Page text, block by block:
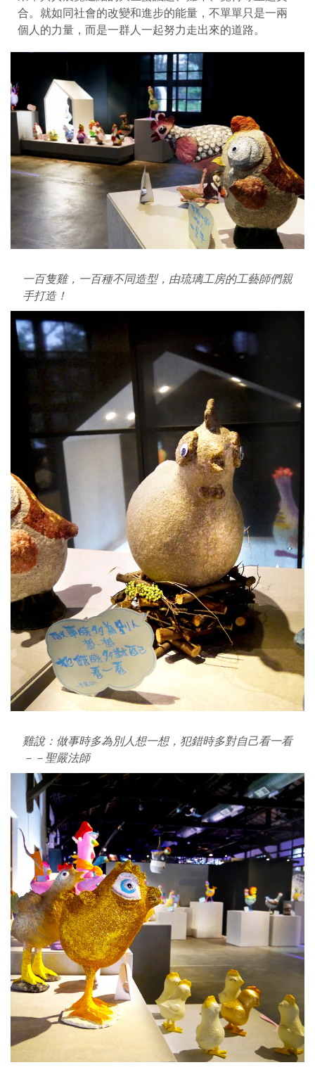
合。就如同社會的改變和進步的能量，不單單只是一兩
個人的力量，而是一群人一起努力走出來的道路。
一百隻雞，一百種不同造型，由琉璃工房的工藝師們親
手打造！
雞說：做事時多為別人想一想，犯錯時多對自己看一看
－－聖嚴法師